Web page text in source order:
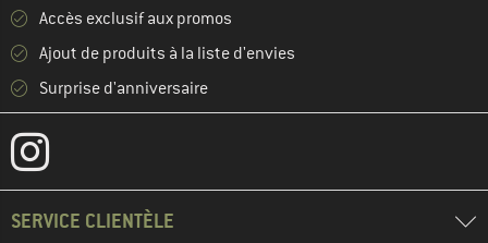
Accès exclusif aux promos
Ajout de produits à la liste d'envies
Surprise d'anniversaire
SERVICE CLIENTÈLE